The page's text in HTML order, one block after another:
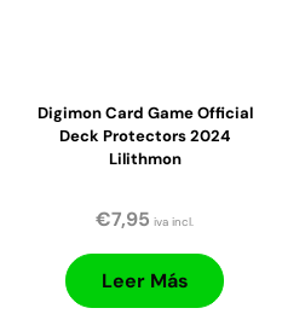
Digimon Card Game Official
Deck Protectors 2024
Lilithmon
€7,95 iva incl.
Leer Más